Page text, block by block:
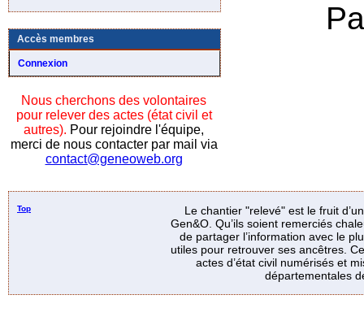
Accès membres
Connexion
Nous cherchons des volontaires
pour relever des actes (état civil et
autres). Pour rejoindre l'équipe,
merci de nous contacter par mail via
contact@geneoweb.org
Top
Le chantier "relevé" est le fruit
Gen&O. Qu’ils soient remerciés
de partager l’information avec le
utiles pour retrouver ses ancêtres.
actes d’état civil numérisés et
départementales